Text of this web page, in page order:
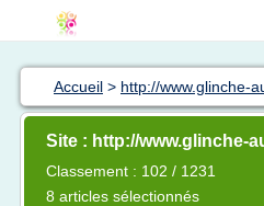
Accueil > http://www.glinche-
Site : http://www.glinche-
Classement : 102 / 1231
8 articles sélectionnés